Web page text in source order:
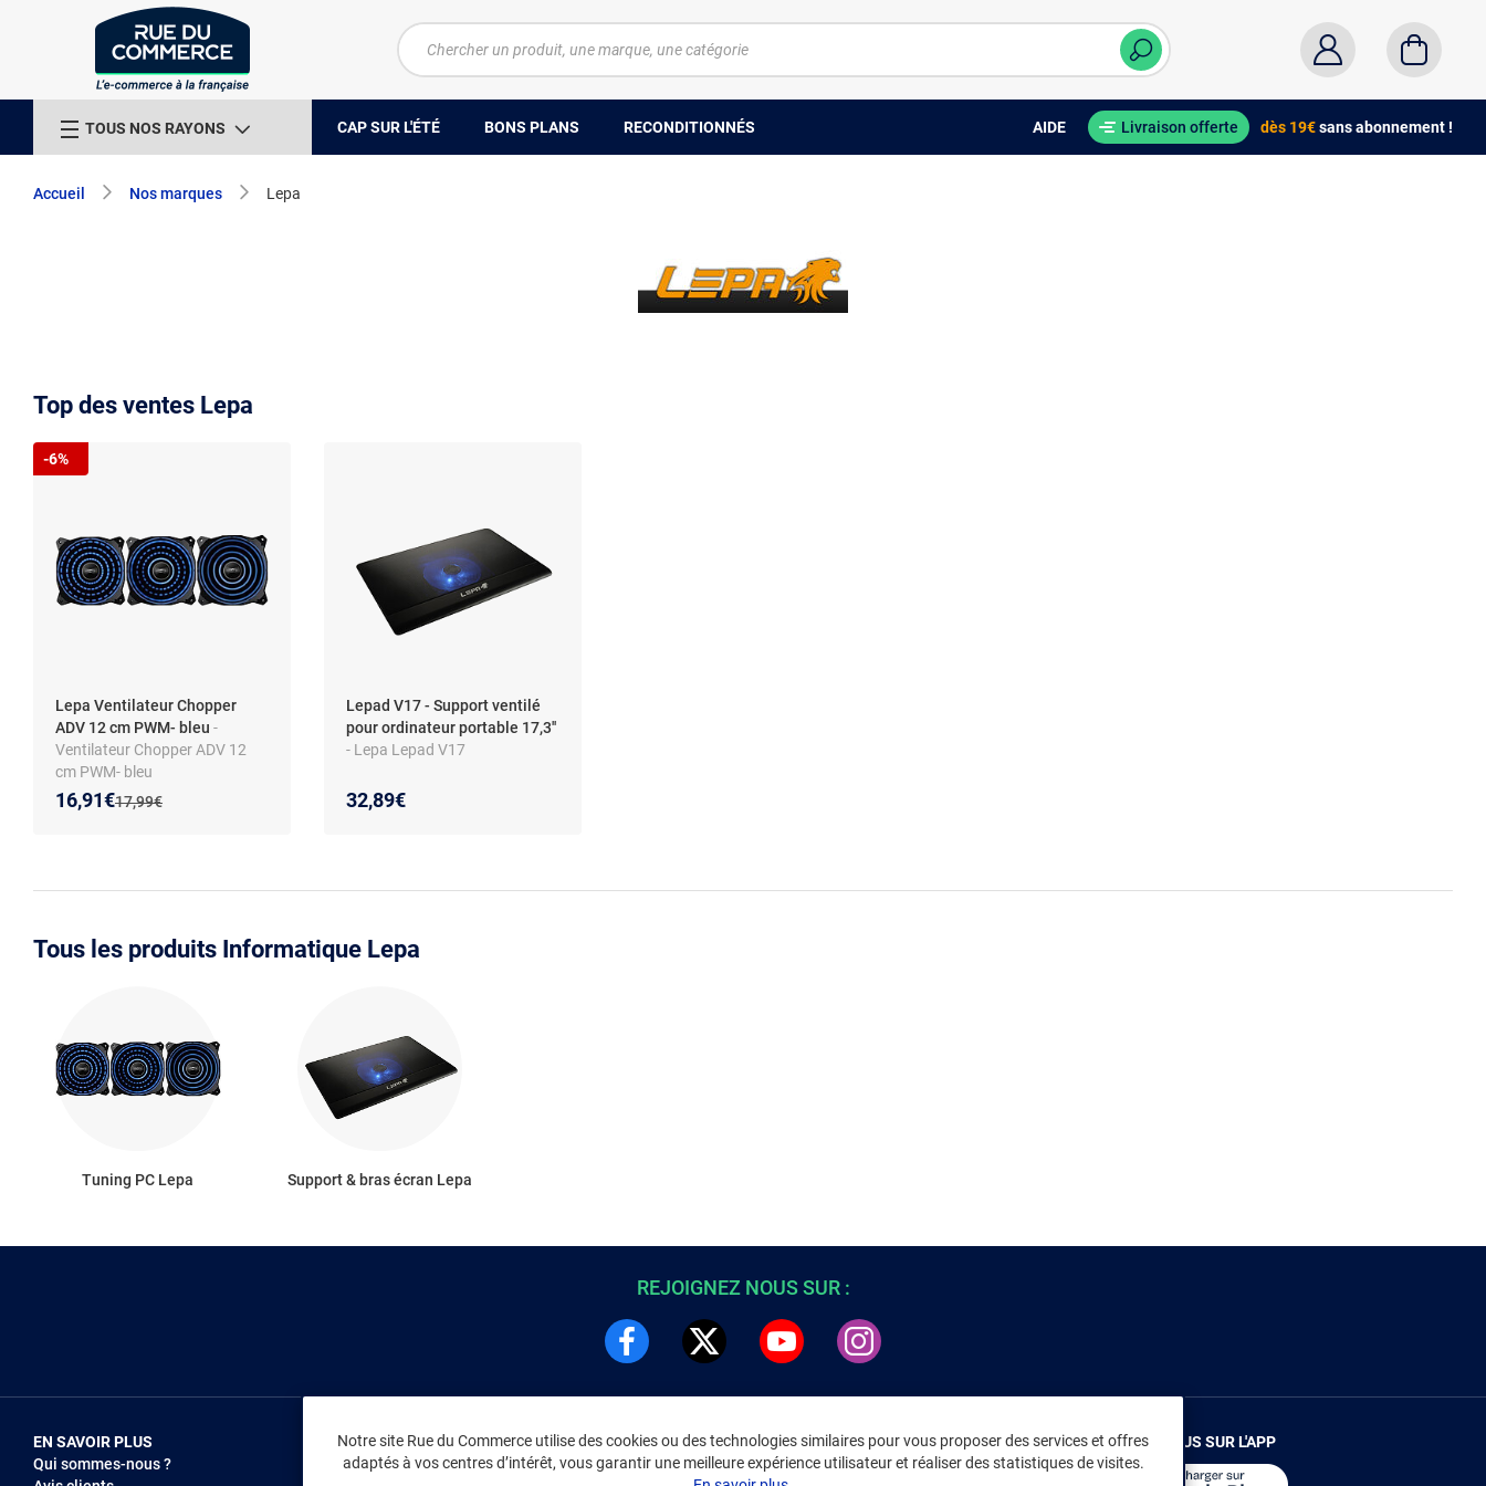
TOUS NOS RAYONS CAP SUR L'ÉTÉ BONS PLANS RECONDITIONNÉS AIDE Livraison offerte dès 19€sans abonnement !
Accueil Nos marques Lepa
Top des ventes Lepa
Lepa Ventilateur Chopper
ADV 12 cm PWM- bleu -
Ventilateur Chopper ADV 12
cm PWM- bleu
Ancien prix :
17,99€
Nouveau prix :
16,91€
Réduction de :
-6%
Lepad V17 - Support ventilé
pour ordinateur portable 17,3''
- Lepa Lepad V17
32,89€
Tous les produits Informatique Lepa
Tuning PC Lepa Support & bras écran Lepa
REJOIGNEZ NOUS SUR :
EN SAVOIR PLUS
Qui sommes-nous ?
NOUS REJOINDRE
Vendez sur RDC
INFORMATIONS LÉGALES
Environnement
RENDEZ-VOUS SUR L'APP
Notre site Rue du Commerce utilise des cookies ou des technologies similaires pour vous proposer des services et offres
adaptés à vos centres d’intérêt, vous garantir une meilleure expérience utilisateur et réaliser des statistiques de visites.